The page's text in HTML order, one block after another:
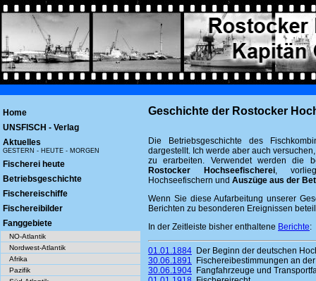
Home
UNSFISCH - Verlag
Aktuelles
GESTERN - HEUTE - MORGEN
Fischerei heute
Betriebsgeschichte
Fischereischiffe
Fischereibilder
Fanggebiete
NO-Atlantik
Nordwest-Atlantik
Afrika
Pazifik
Geschichte der Rostocker
Die Betriebsgeschichte des
dargestellt. Ich werde aber auch
zu erarbeiten. Verwendet werden die
Rostocker Hochseefischerei,
Hochseefischern und Auszüge aus der
Wenn Sie diese Aufarbeitung unserer
Berichten zu besonderen Ereignissen
In der Zeitleiste bisher enthaltene Berichte:
01.01.1884 Der Beginn der deutschen
30.06.1891 Fischereibestimmungen an
30.06.1904 Fangfahrzeuge und